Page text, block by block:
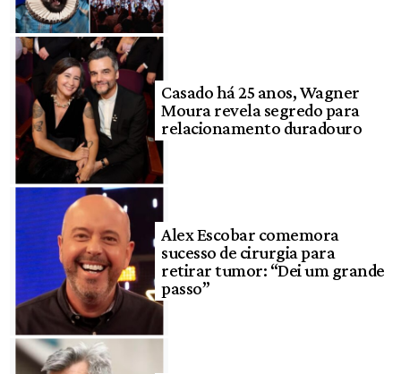
Casado há 25 anos, Wagner
Moura revela segredo para
relacionamento duradouro
Alex Escobar comemora
sucesso de cirurgia para
retirar tumor: “Dei um grande
passo”